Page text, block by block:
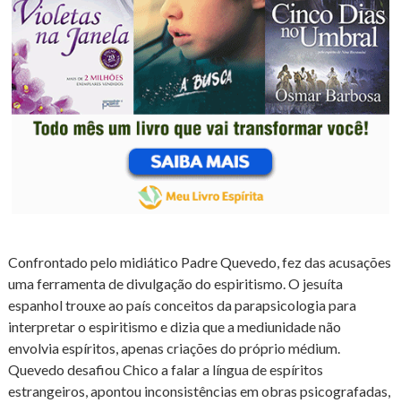
Confrontado pelo midiático Padre Quevedo, fez das acusações
uma ferramenta de divulgação do espiritismo. O jesuíta
espanhol trouxe ao país conceitos da parapsicologia para
interpretar o espiritismo e dizia que a mediunidade não
envolvia espíritos, apenas criações do próprio médium.
Quevedo desafiou Chico a falar a língua de espíritos
estrangeiros, apontou inconsistências em obras psicografadas,